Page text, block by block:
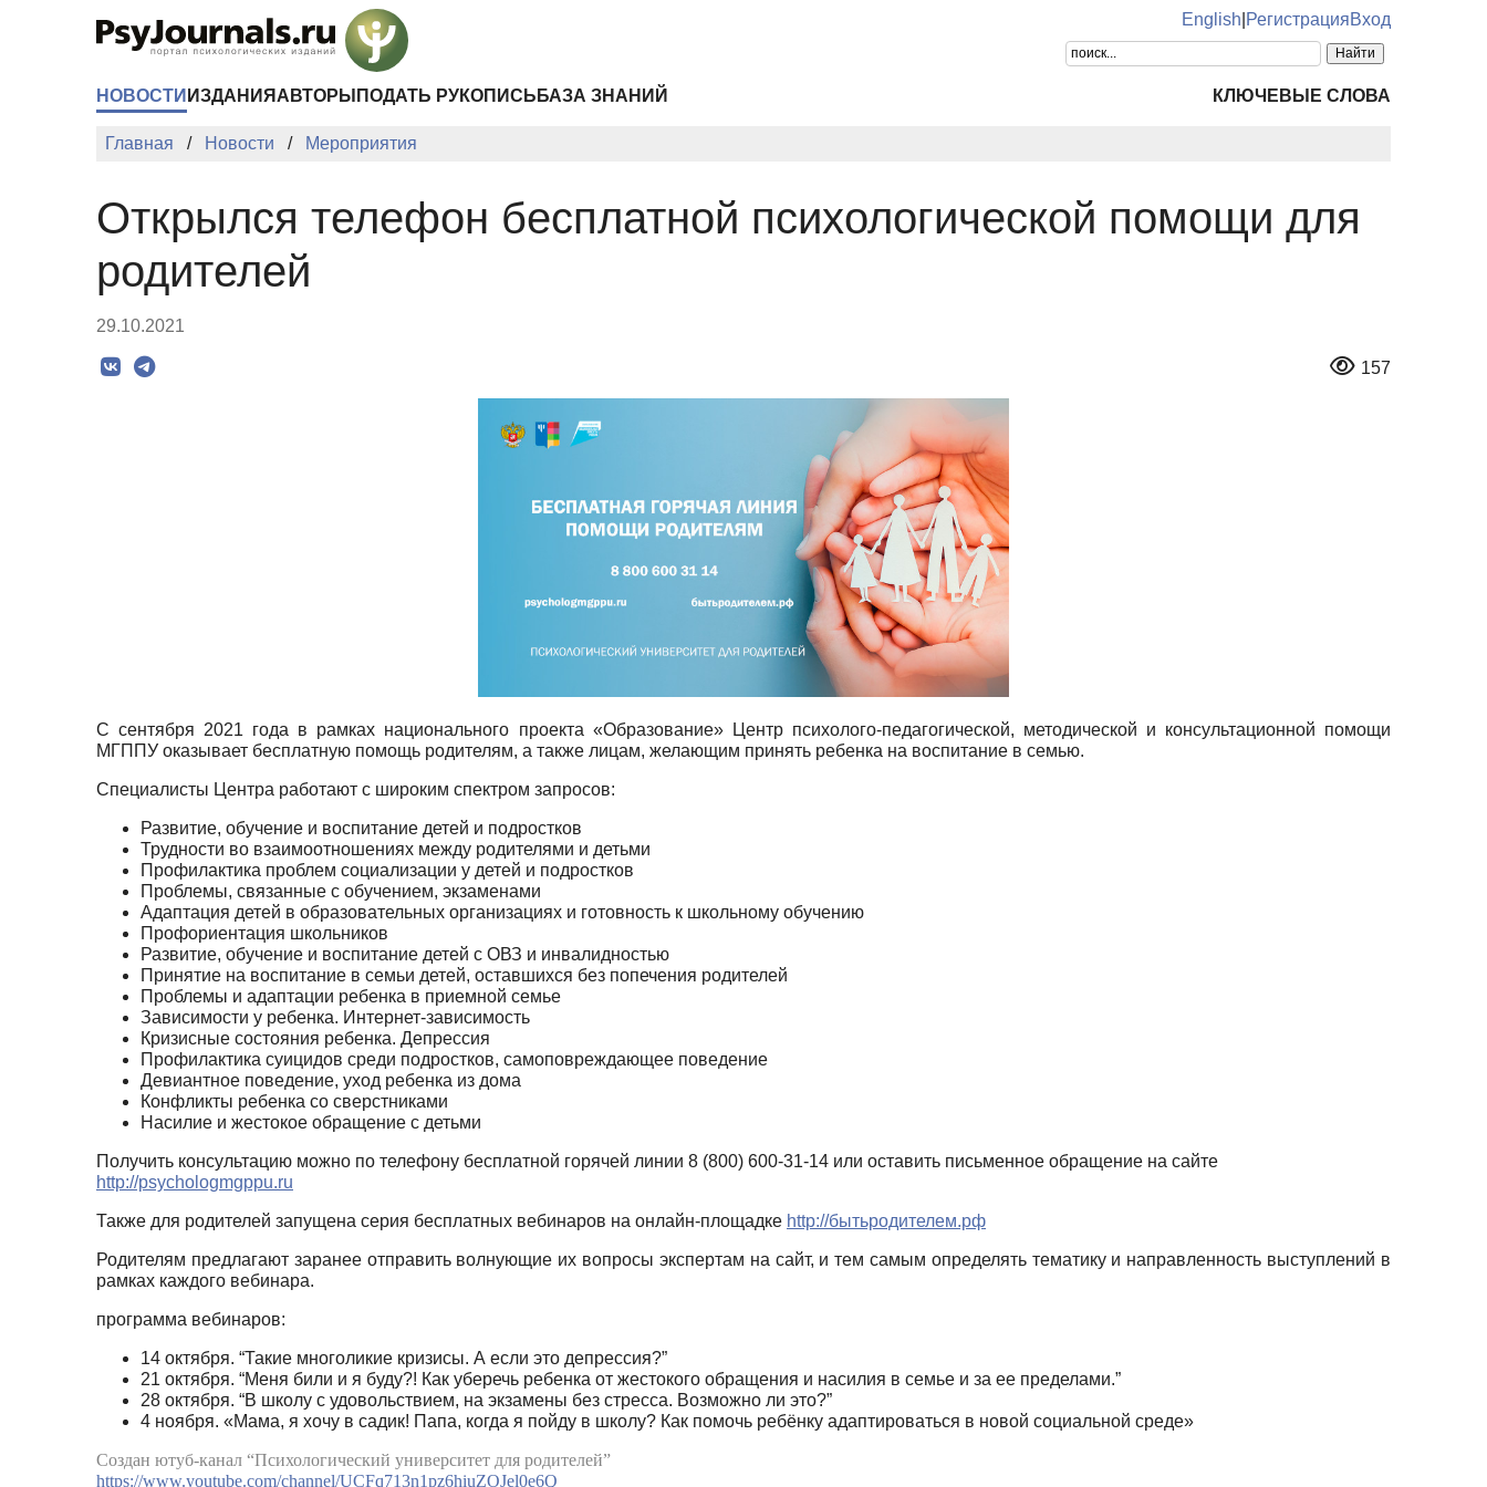
English РегистрацияВход
НОВОСТИ ИЗДАНИЯ АВТОРЫ ПОДАТЬ РУКОПИСЬ БАЗА ЗНАНИЙ КЛЮЧЕВЫЕ СЛОВА
Главная Новости Мероприятия
Открылся телефон бесплатной психологической помощи для
родителей
29.10.2021
157
С сентября 2021 года в рамках национального проекта «Образование» Центр психолого-педагогической, методической и консультационной помощи
МГППУ оказывает бесплатную помощь родителям, а также лицам, желающим принять ребенка на воспитание в семью.
Специалисты Центра работают с широким спектром запросов:
Развитие, обучение и воспитание детей и подростков
Трудности во взаимоотношениях между родителями и детьми
Профилактика проблем социализации у детей и подростков
Проблемы, связанные с обучением, экзаменами
Адаптация детей в образовательных организациях и готовность к школьному обучению
Профориентация школьников
Развитие, обучение и воспитание детей с ОВЗ и инвалидностью
Принятие на воспитание в семьи детей, оставшихся без попечения родителей
Проблемы и адаптации ребенка в приемной семье
Зависимости у ребенка. Интернет-зависимость
Кризисные состояния ребенка. Депрессия
Профилактика суицидов среди подростков, самоповреждающее поведение
Девиантное поведение, уход ребенка из дома
Конфликты ребенка со сверстниками
Насилие и жестокое обращение с детьми
Получить консультацию можно по телефону бесплатной горячей линии 8 (800) 600-31-14 или оставить письменное обращение на сайте
http://psychologmgppu.ru
Также для родителей запущена серия бесплатных вебинаров на онлайн-площадке http://бытьродителем.рф
Родителям предлагают заранее отправить волнующие их вопросы экспертам на сайт, и тем самым определять тематику и направленность выступлений в
рамках каждого вебинара.
программа вебинаров:
14 октября. “Такие многоликие кризисы. А если это депрессия?”
21 октября. “Меня били и я буду?! Как уберечь ребенка от жестокого обращения и насилия в семье и за ее пределами.”
28 октября. “В школу с удовольствием, на экзамены без стресса. Возможно ли это?”
4 ноября. «Мама, я хочу в садик! Папа, когда я пойду в школу? Как помочь ребёнку адаптироваться в новой социальной среде»
Создан ютуб-канал “Психологический университет для родителей”
https://www.youtube.com/channel/UCFq713n1pz6hiuZOJel0e6Q